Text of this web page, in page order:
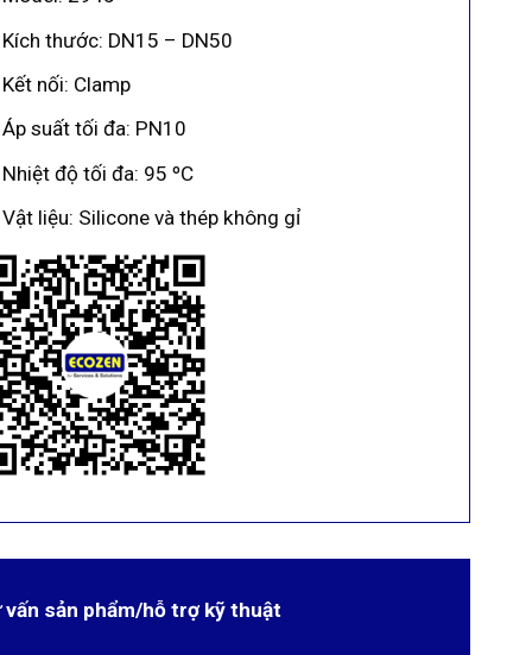
Kích thước: DN15 – DN50
Kết nối: Clamp
Áp suất tối đa: PN10
Nhiệt độ tối đa: 95 ºC
Vật liệu: Silicone và thép không gỉ
vấn sản phẩm/hỗ trợ kỹ thuật